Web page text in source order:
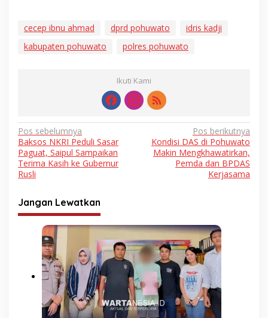
cecep ibnu ahmad dprd pohuwato
idris kadji
kabupaten pohuwato
polres pohuwato
Ikuti Kami
Navigasi
pos
Pos sebelumnya
Baksos NKRI Peduli Sasar
Paguat, Saipul Sampaikan
Terima Kasih ke Gubernur
Rusli
Pos berikutnya
Kondisi DAS di Pohuwato
Makin Mengkhawatirkan,
Pemda dan BPDAS
Kerjasama
Jangan Lewatkan